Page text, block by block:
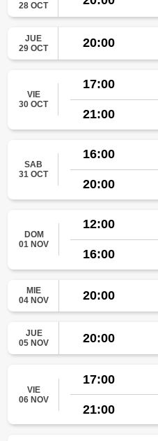
28 OCT
JUE
29 OCT
20:00
VIE
30 OCT
17:00
21:00
SAB
31 OCT
16:00
20:00
DOM
01 NOV
12:00
16:00
MIE
04 NOV
20:00
JUE
05 NOV
20:00
VIE
06 NOV
17:00
21:00